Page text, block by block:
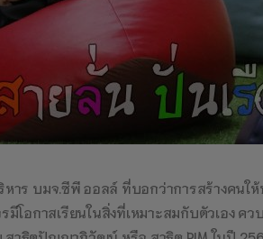
าร บมจ.ซีพี ออลล์ ที่บอกว่าการสร้างคนให้
โอกาสเรียนในสิ่งที่เหมาะสมกับตัวเอง ค